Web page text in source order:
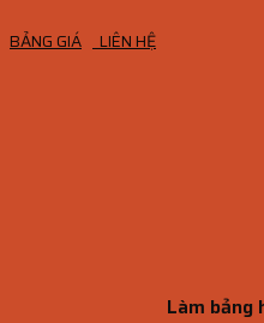
BẢNG GIÁ LIÊN HỆ
Làm bảng